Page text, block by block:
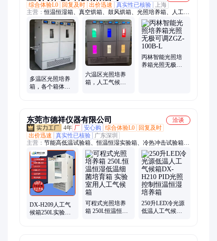
综合体验L0
回复及时 出价迅速 真实性已核验
上海
主营：恒温恒湿箱、真空烘箱、鼓风烘箱、光照培养箱、人工气
候培养箱、高温烘箱、无氧烘箱、恒温摇床
多温区光照培养
箱，各个箱体独
六温区光照培养
箱，人工气候
丙林智能光照培
养箱光照无极可
东莞市德祥仪器有限公司
洽谈
4年 厂 安心购 综合体验L0
回复及时
出价迅速
真实性已核验
广东深圳
主营： 节能高低温试验箱、恒温恒湿实验箱、冷热冲击试验箱、
光照培养箱、高温高湿试验箱、氙灯耐气候试验箱、耐黄老化试
验箱、紫外加速老化试验箱、三综合试验箱、步入式恒温恒湿试
验箱、高低温试验箱、快速温变试验箱、双85试验箱、低温试验
箱、步入式高低温湿热室、hast试验箱、pct老化试验箱、高温试
验箱、高压加速老化试验箱、低气压试验箱、高低温低气压试验
箱、恒温恒湿试验箱、淋雨试验箱、沙尘试验箱、高低温防爆试
验箱
DX-H209人工气
候箱250L实验室
可程式光照培养
箱 250L恒温恒湿
250升LED冷光源
低温人工气候箱